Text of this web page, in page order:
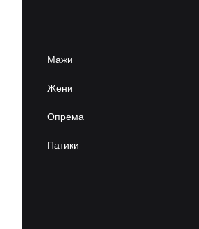
Мажи
Жени
Опрема
Патики